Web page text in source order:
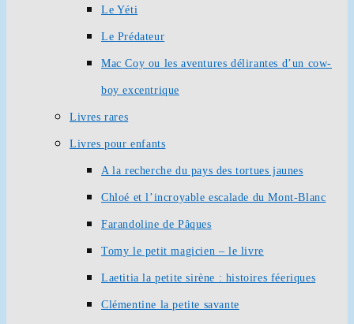
Le Yéti
Le Prédateur
Mac Coy ou les aventures délirantes d’un cow-
boy excentrique
Livres rares
Livres pour enfants
A la recherche du pays des tortues jaunes
Chloé et l’incroyable escalade du Mont-Blanc
Farandoline de Pâques
Tomy le petit magicien – le livre
Laetitia la petite sirène : histoires féeriques
Clémentine la petite savante